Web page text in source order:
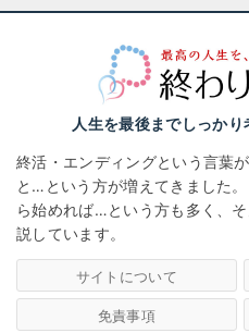
人生を最後までしっか
終活・エンディングという言葉
と…という方が増えてきました。
ら始めれば…という方も多く、
説しています。
サイトについて
免責事項